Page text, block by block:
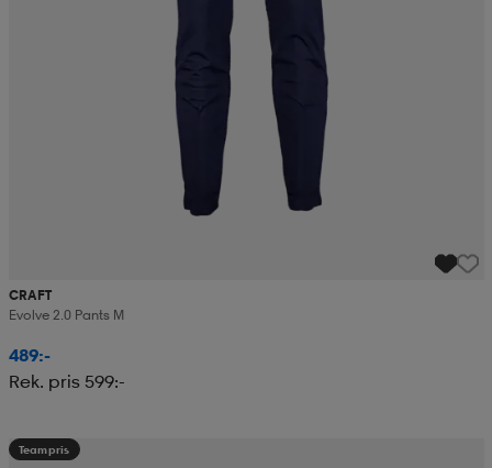
CRAFT
Evolve 2.0 Pants M
489:-
Rek. pris 599:-
Teampris